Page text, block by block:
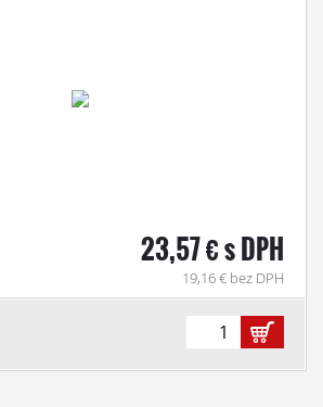
23,57 € s DPH
19,16 € bez DPH